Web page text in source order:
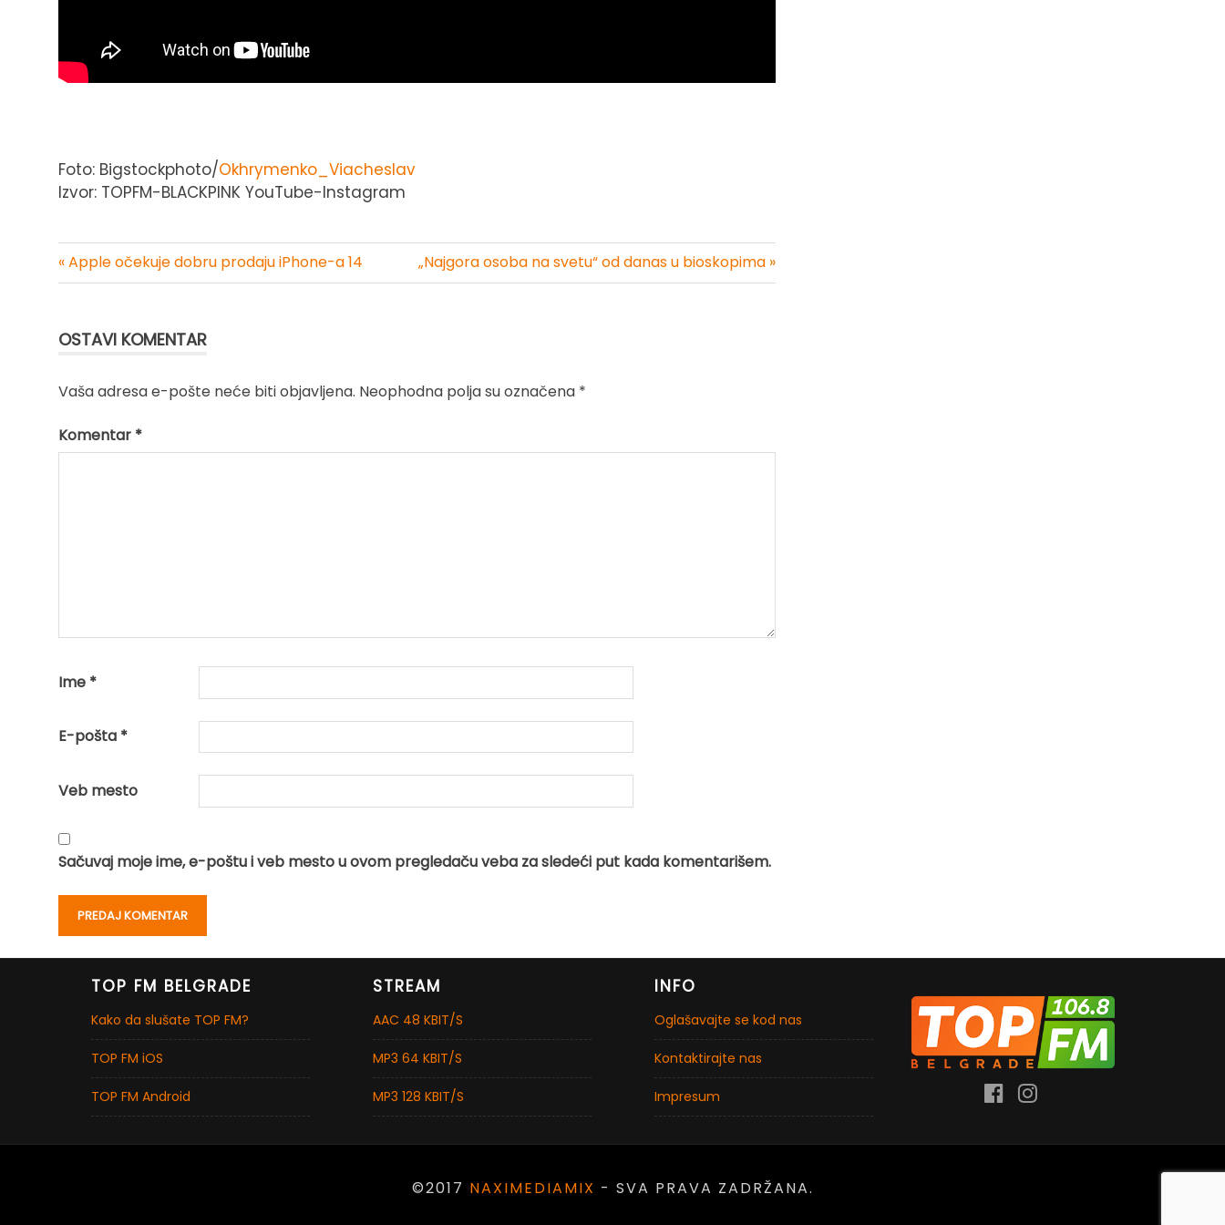
Foto: Bigstockphoto/Okhrymenko_Viacheslav
Izvor: TOPFM-BLACKPINK YouTube-Instagram
Kretanje
« Apple očekuje dobru prodaju iPhone-a 14 „Najgora osoba na svetu“ od danas u bioskopima »
OSTAVI KOMENTAR
Vaša adresa e-pošte neće biti objavljena. Neophodna polja su označena *
Komentar *
Ime *
E-pošta *
Veb mesto
Sačuvaj moje ime, e-poštu i veb mesto u ovom pregledaču veba za sledeći put kada komentarišem.
TOP FM BELGRADE
Kako da slušate TOP FM?
TOP FM iOS
TOP FM Android
STREAM
AAC 48 KBIT/S
MP3 64 KBIT/S
MP3 128 KBIT/S
INFO
Oglašavajte se kod nas
Kontaktirajte nas
Impresum
©2017 NAXIMEDIAMIX - SVA PRAVA ZADRŽANA.